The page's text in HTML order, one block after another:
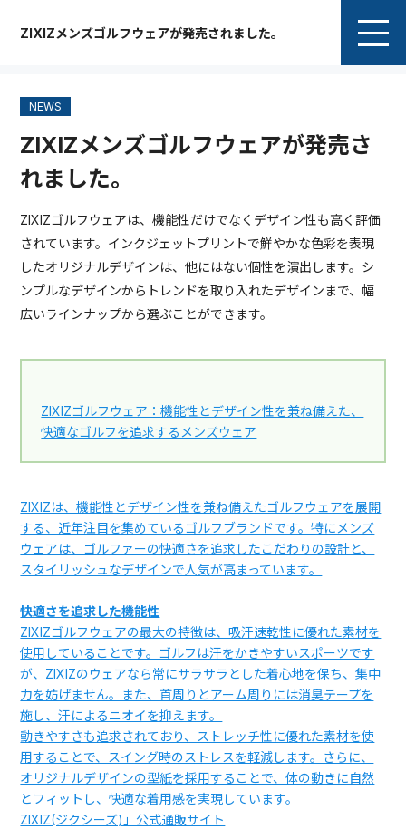
ZIXIZメンズゴルフウェアが発売されました。
ZIXIZメンズゴルフウェアが発売さ
れました。
ZIXIZゴルフウェアは、機能性だけでなくデザイン性も高く評価
されています。インクジェットプリントで鮮やかな色彩を表現
したオリジナルデザインは、他にはない個性を演出します。シ
ンプルなデザインからトレンドを取り入れたデザインまで、幅
広いラインナップから選ぶことができます。
NEWS
ZIXIZゴルフウェア：機能性とデザイン性を兼ね備えた、
快適なゴルフを追求するメンズウェア
ZIXIZは、機能性とデザイン性を兼ね備えたゴルフウェアを展開
する、近年注目を集めているゴルフブランドです。特にメンズ
ウェアは、ゴルファーの快適さを追求したこだわりの設計と、
スタイリッシュなデザインで人気が高まっています。
快適さを追求した機能性
ZIXIZゴルフウェアの最大の特徴は、吸汗速乾性に優れた素材を
使用していることです。ゴルフは汗をかきやすいスポーツです
が、ZIXIZのウェアなら常にサラサラとした着心地を保ち、集中
力を妨げません。また、首周りとアーム周りには消臭テープを
施し、汗によるニオイを抑えます。
動きやすさも追求されており、ストレッチ性に優れた素材を使
用することで、スイング時のストレスを軽減します。さらに、
オリジナルデザインの型紙を採用することで、体の動きに自然
とフィットし、快適な着用感を実現しています。
ZIXIZ(ジクシーズ)」公式通販サイト